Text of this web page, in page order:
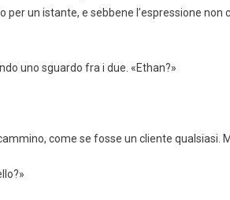
per un istante, e sebbene l’espressione
uno sguardo fra i due. «Ethan?»
come se fosse un cliente qualsiasi.